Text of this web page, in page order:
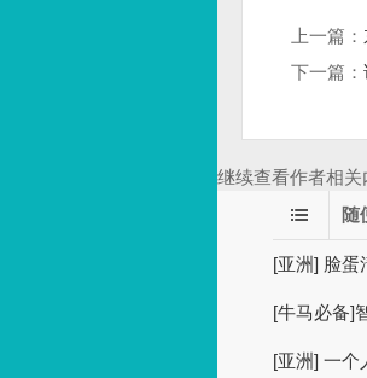
上一篇：
下一篇：
继续查看作者相关
随
[亚洲] 脸蛋
[牛马必备]
[亚洲] 一个